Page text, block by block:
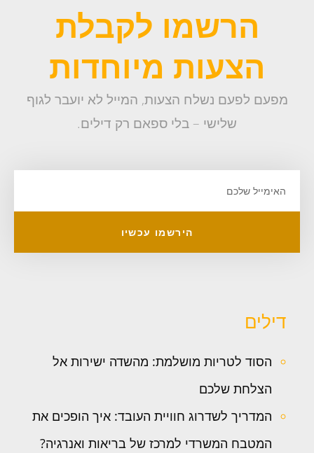
הרשמו לקבלת
הצעות מיוחדות
מפעם לפעם נשלח הצעות, המייל לא יועבר לגוף
שלישי – בלי ספאם רק דילים.
הירשמו עכשיו
דילים
הסוד לטריות מושלמת: מהשדה ישירות אל
הצלחת שלכם
המדריך לשדרוג חוויית העובד: איך הופכים את
המטבח המשרדי למרכז של בריאות ואנרגיה?